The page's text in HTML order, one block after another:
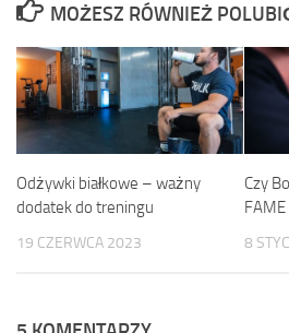
MOŻESZ RÓWNIEŻ
Odżywki białkowe – ważny
dodatek do treningu
19 CZERWCA 2023
Czy
8